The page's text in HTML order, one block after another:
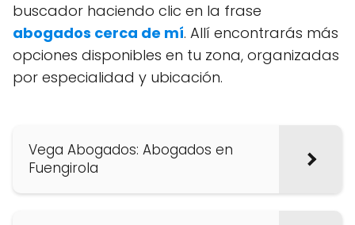
buscador haciendo clic en la frase
abogados cerca de mí. Allí encontrarás más
opciones disponibles en tu zona, organizadas
por especialidad y ubicación.
Vega Abogados: Abogados en
Fuengirola